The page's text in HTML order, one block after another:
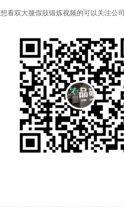
想看双大腿假肢锻炼视频的可以关注公